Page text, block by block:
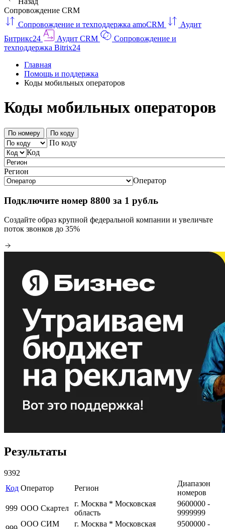
Сопровождение CRM
Сопровождение и техподдержка amoCRM
Аудит
Битрикс24
Аудит CRM
Сопровождение и
техподдержка Bitrix24
Главная
Помощь и поддержка
Коды мобильных операторов
Коды мобильных операторов
По номеру По коду
По коду
Код
Регион
Оператор
Подключите номер 8800 за 1 рубль
Создайте образ крупной федеральной компании и увеличьте
поток звонков до 35%
Результаты
9392
Код Оператор Регион
Диапазон
номеров
999 ООО Скартел
г. Москва * Московская
область
9600000 -
9999999
ООО СИМ
г. Москва * Московская
9500000 -